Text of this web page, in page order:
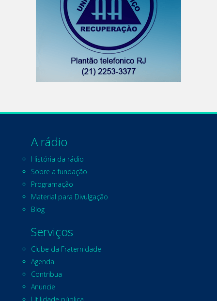
A rádio
História da rádio
Sobre a fundação
Programação
Material para Divulgação
Blog
Serviços
Clube da Fraternidade
Agenda
Contribua
Anuncie